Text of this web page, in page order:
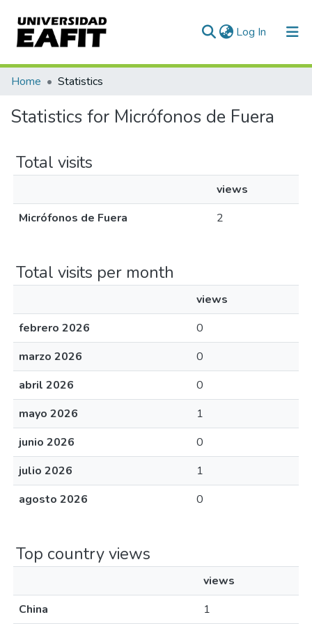
Log In (current)
Communities & Collections
All of DSpace
Home Statistics
Statistics for Micrófonos de Fuera
Total visits
views
Micrófonos de Fuera
2
Total visits per month
views
febrero 2026
0
marzo 2026
0
abril 2026
0
mayo 2026
1
junio 2026
0
julio 2026
1
agosto 2026
0
Top country views
views
China
1